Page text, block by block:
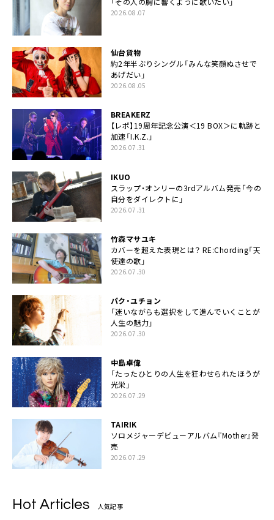
2026.08.07
仙台貨物
約2年半ぶりシングル「みんな笑顔ぬさせで
あげだい」
2026.08.05
BREAKERZ
【レポ】19周年記念公演＜19 BOX＞に軌跡と
加速「I.K.Z.」
2026.07.31
IKUO
スラップ・オンリーの3rdアルバム発売「今の
自分をダイレクトに」
2026.07.31
竹森マサユキ
カバーを超えた表現とは？ RE:Chording「天
使達の歌」
2026.07.30
パク・ユチョン
「迷いながらも選択をして進んでいくことが
人生の魅力」
2026.07.30
中島卓偉
「たったひとりの人生を狂わせられたほうが
光栄」
2026.07.29
TAIRIK
ソロメジャーデビューアルバム『Mother』発
売
2026.07.29
Hot Articles 人気記事